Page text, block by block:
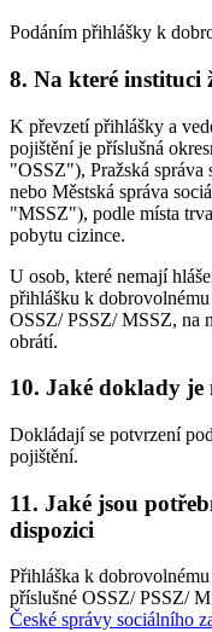
Podáním přihlášky k
8. Na které instituci
K převzetí přihlášky a
pojištění je příslušná
"OSSZ"), Pražská správa
nebo Městská správa
"MSSZ"), podle místa
pobytu cizince.
U osob, které nemají
přihlášku k
OSSZ/ PSSZ/ MSSZ, na
obrátí.
10. Jaké doklady je
Dokládají se potvrzení
pojištění.
11. Jaké jsou
dispozici
Přihláška k
příslušné OSSZ/ PSSZ/
České správy sociálního